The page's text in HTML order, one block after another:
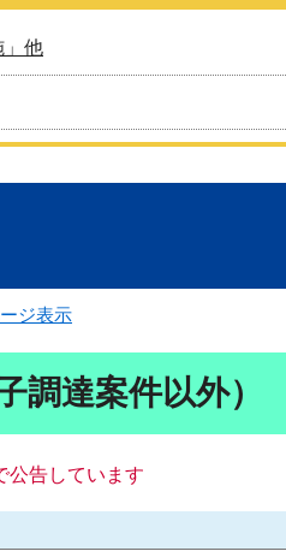
」他
ジ表示
調達案件以外）
公告しています